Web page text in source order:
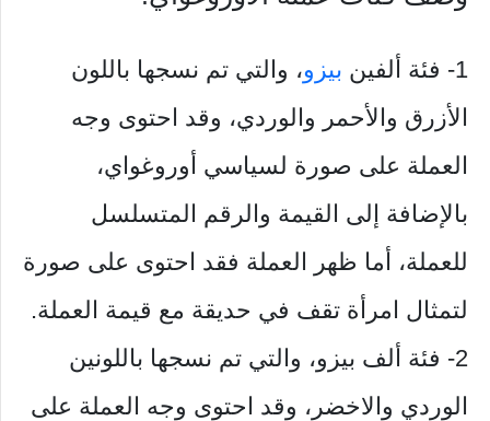
1- فئة ألفين بيزو، والتي تم نسجها باللون
الأزرق والأحمر والوردي، وقد احتوى وجه
العملة على صورة لسياسي أوروغواي،
بالإضافة إلى القيمة والرقم المتسلسل
للعملة، أما ظهر العملة فقد احتوى على صورة
لتمثال امرأة تقف في حديقة مع قيمة العملة.
2- فئة ألف بيزو، والتي تم نسجها باللونين
الوردي والاخضر، وقد احتوى وجه العملة على